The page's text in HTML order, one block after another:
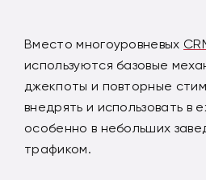
Вместо многоуровневых
используются базовые
джекпоты и повторные
внедрять и использовать в
особенно в небольших
трафиком.